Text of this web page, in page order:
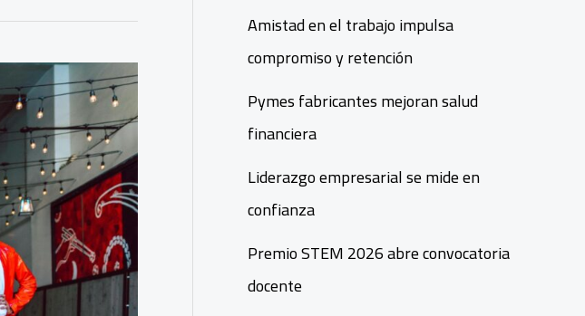
Amistad en el trabajo impulsa
compromiso y retención
Pymes fabricantes mejoran salud
financiera
Liderazgo empresarial se mide en
confianza
Premio STEM 2026 abre convocatoria
docente